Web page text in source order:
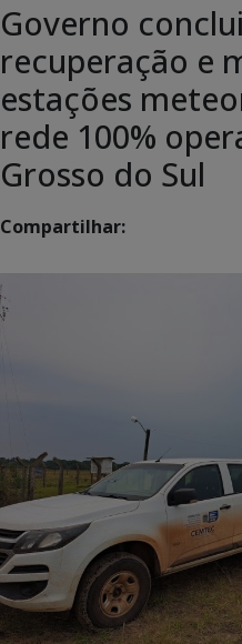
Governo
recuperação e
estações
rede 100%
Grosso do Sul
Compartilhar: